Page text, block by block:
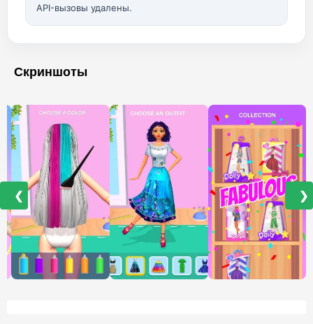
API-вызовы удалены.
Скриншоты
❮ ❯